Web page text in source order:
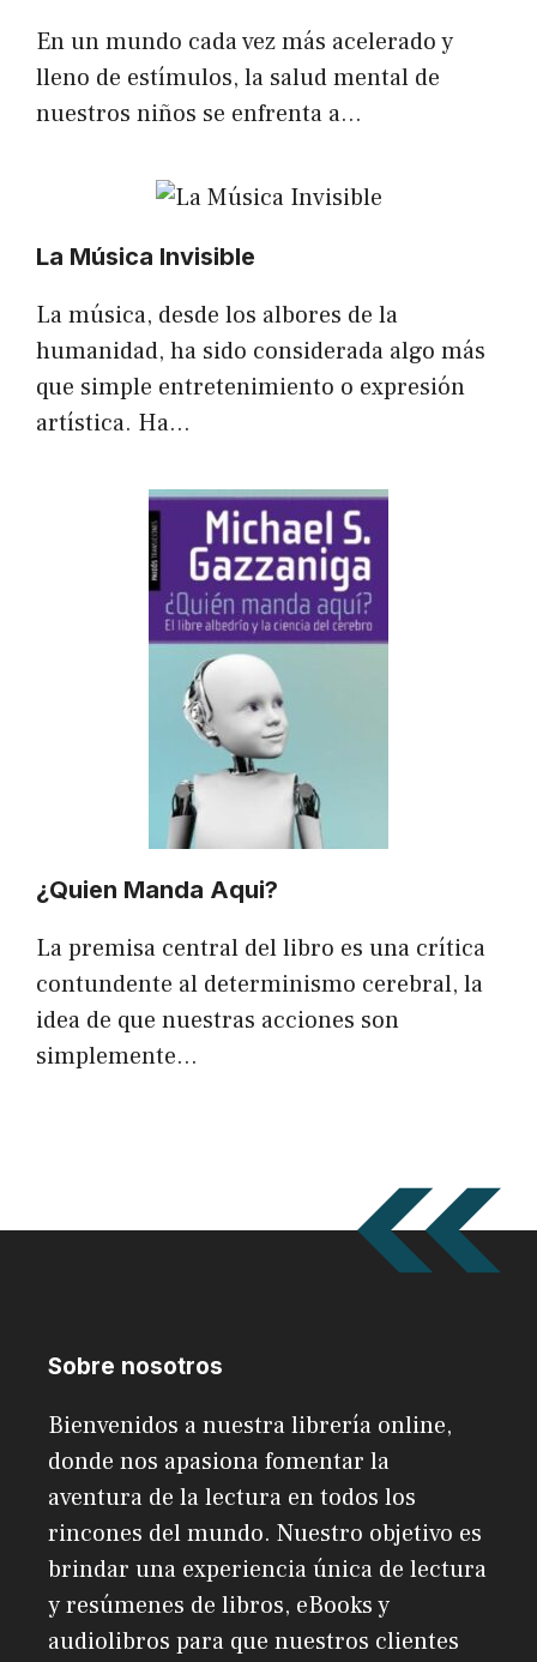
En un mundo cada vez más acelerado y
lleno de estímulos, la salud mental de
nuestros niños se enfrenta a…
La Música Invisible
La música, desde los albores de la
humanidad, ha sido considerada algo más
que simple entretenimiento o expresión
artística. Ha…
¿Quien Manda Aqui?
La premisa central del libro es una crítica
contundente al determinismo cerebral, la
idea de que nuestras acciones son
simplemente…
Sobre nosotros
Bienvenidos a nuestra librería online,
donde nos apasiona fomentar la
aventura de la lectura en todos los
rincones del mundo. Nuestro objetivo es
brindar una experiencia única de lectura
y resúmenes de libros, eBooks y
audiolibros para que nuestros clientes